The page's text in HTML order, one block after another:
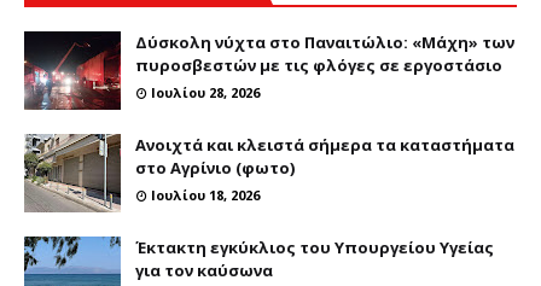
Δύσκολη νύχτα στο Παναιτώλιο: «Μάχη» των
πυροσβεστών με τις φλόγες σε εργοστάσιο
Ιουλίου 28, 2026
Ανοιχτά και κλειστά σήμερα τα καταστήματα
στο Αγρίνιο (φωτο)
Ιουλίου 18, 2026
Έκτακτη εγκύκλιος του Υπουργείου Υγείας
για τον καύσωνα